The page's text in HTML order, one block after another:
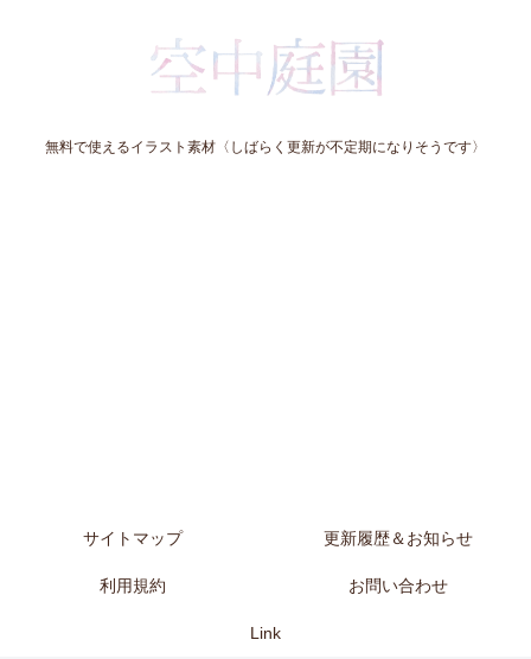
無料で使えるイラスト素材〈しばらく更新が不定期になりそうです〉
サイトマップ 更新履歴＆お知らせ
利用規約 お問い合わせ
Link